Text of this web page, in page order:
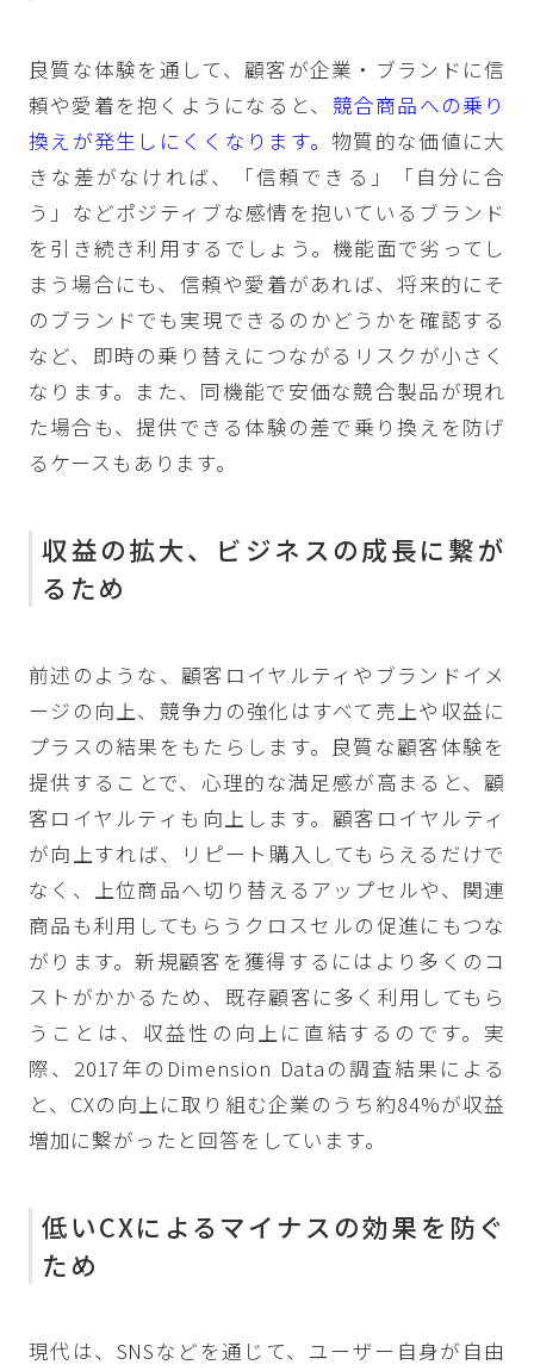
良質な体験を通して、顧客が企業・ブランドに信
頼や愛着を抱くようになると、 競合商品への乗り
換えが発生しにくくなります。 物質的な価値に大
きな差がなければ、「信頼できる」「自分に合
う」などポジティブな感情を抱いているブランド
を引き続き利用するでしょう。機能面で劣ってし
まう場合にも、信頼や愛着があれば、将来的にそ
のブランドでも実現できるのかどうかを確認する
など、即時の乗り替えにつながるリスクが小さく
なります。また、同機能で安価な競合製品が現れ
た場合も、提供できる体験の差で乗り換えを防げ
るケースもあります。
収益の拡大、ビジネスの成長に繋が
るため
前述のような、顧客ロイヤルティやブランドイメ
ージの向上、競争力の強化はすべて売上や収益に
プラスの結果をもたらします。良質な顧客体験を
提供することで、心理的な満足感が高まると、顧
客ロイヤルティも向上します。顧客ロイヤルティ
が向上すれば、リピート購入してもらえるだけで
なく、上位商品へ切り替えるアップセルや、関連
商品も利用してもらうクロスセルの促進にもつな
がります。新規顧客を獲得するにはより多くのコ
ストがかかるため、既存顧客に多く利用してもら
うことは、収益性の向上に直結するのです。実
際、 2017年のDimension Dataの調査結果 による
と、CXの向上に取り組む企業のうち約84%が収益
増加に繋がったと回答をしています。
低いCXによるマイナスの効果を防ぐ
ため
現代は、SNSなどを通じて、ユーザー自身が自由